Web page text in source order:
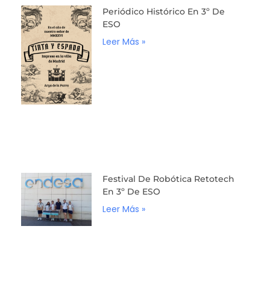
Periódico Histórico En 3º De
ESO
Leer Más »
Festival De Robótica Retotech
En 3º De ESO
Leer Más »